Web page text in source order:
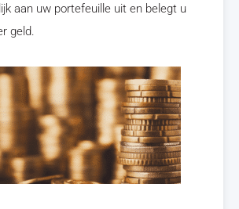
aan uw portefeuille uit en belegt u
geld.